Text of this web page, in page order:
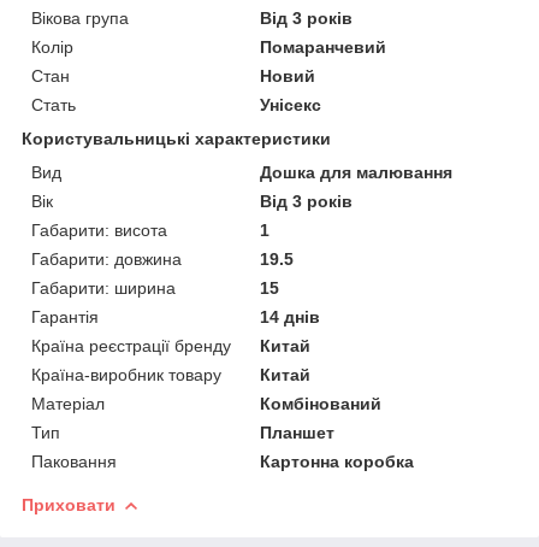
Вікова група
Від 3 років
Колір
Помаранчевий
Стан
Новий
Стать
Унісекс
Користувальницькі характеристики
Вид
Дошка для малювання
Вік
Від 3 років
Габарити: висота
1
Габарити: довжина
19.5
Габарити: ширина
15
Гарантія
14 днів
Країна реєстрації бренду
Китай
Країна-виробник товару
Китай
Матеріал
Комбінований
Тип
Планшет
Паковання
Картонна коробка
Приховати